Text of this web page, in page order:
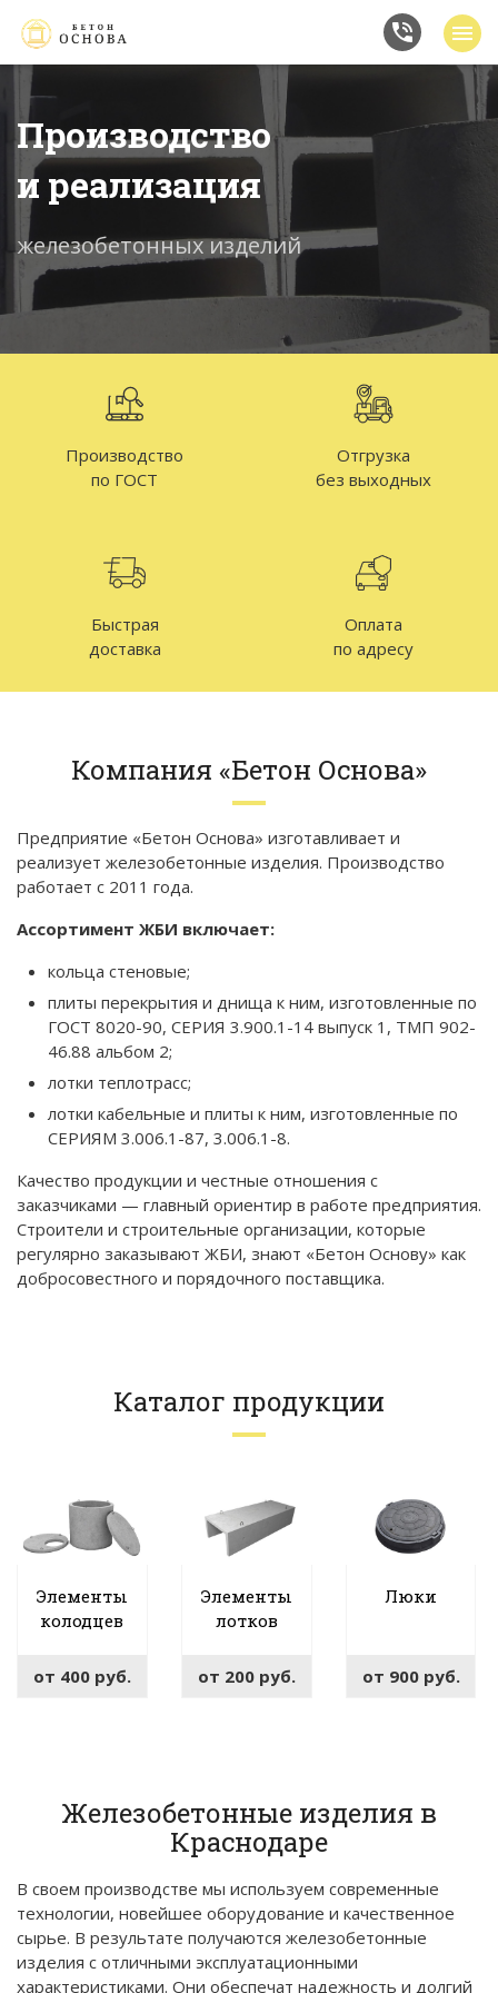
Производство
и реализация
железобетонных изделий
Производство
по ГОСТ
Отгрузка
без выходных
Быстрая
доставка
Оплата
по адресу
Компания «Бетон Основа»
Предприятие «Бетон Основа» изготавливает и
реализует железобетонные изделия. Производство
работает с 2011 года.
Ассортимент ЖБИ включает:
кольца стеновые;
плиты перекрытия и днища к ним, изготовленные по
ГОСТ 8020-90, СЕРИЯ 3.900.1-14 выпуск 1, ТМП 902-
46.88 альбом 2;
лотки теплотрасс;
лотки кабельные и плиты к ним, изготовленные по
СЕРИЯМ 3.006.1-87, 3.006.1-8.
Качество продукции и честные отношения с
заказчиками — главный ориентир в работе предприятия.
Строители и строительные организации, которые
регулярно заказывают ЖБИ, знают «Бетон Основу» как
добросовестного и порядочного поставщика.
Каталог продукции
Элементы
колодцев
от 400руб.
Элементы
лотков
от 200руб.
Люки
от 900руб.
Железобетонные изделия в
Краснодаре
В своем производстве мы используем современные
технологии, новейшее оборудование и качественное
сырье. В результате получаются железобетонные
изделия с отличными эксплуатационными
характеристиками. Они обеспечат надежность и долгий